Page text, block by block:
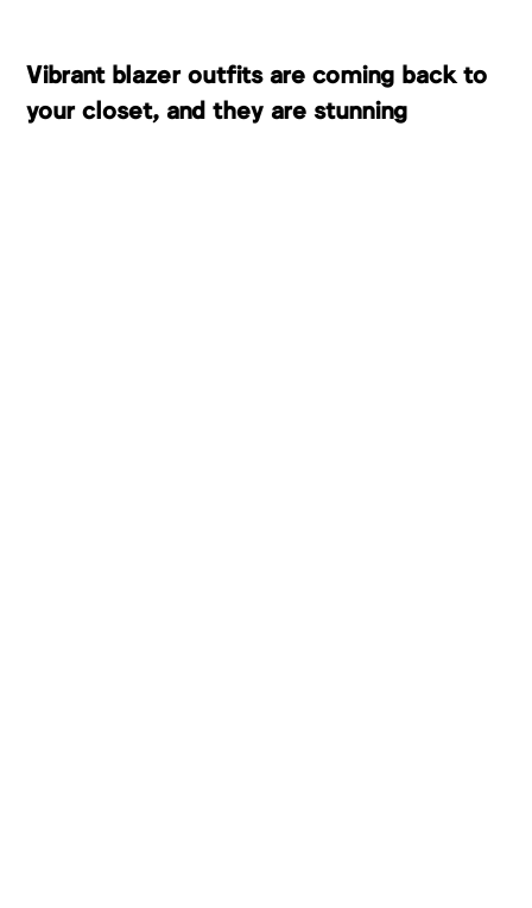
Vibrant blazer outfits are coming back to
your closet, and they are stunning